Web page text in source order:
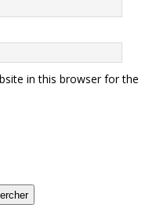
in this browser for the